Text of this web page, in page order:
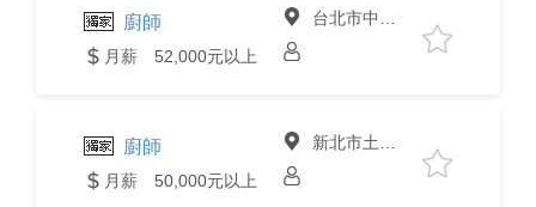
廚師
月薪 52,000元以上
台北市中山區
廚師
月薪 50,000元以上
新北市土城區